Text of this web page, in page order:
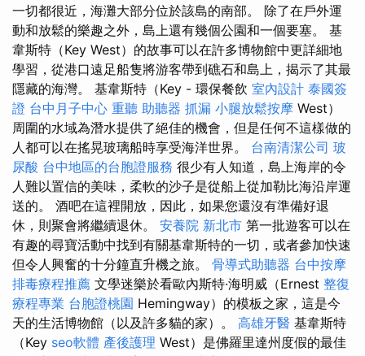
一切都很近，海灘大部分位於該島的南部。 除了在戶外運
動和放鬆的樂趣之外，島上還有幾個公園和一個要塞。 基
韋斯特（Key West）的故事可以在許多博物館中更詳細地
學習，從港口遠足船隻將游客帶到礁石和島上，揭示了其最
隱藏的海灣。 基韋斯特（Key - 環保餐飲 室內設計 泰國簽
證 台中月子中心 重聽 助聽器 抓漏 小腿放鬆按摩 West）
周圍的水域為潛水提供了絕佳的機會，但是任何不這樣做的
人都可以在搖晃玻璃船時享受海洋世界。 台南清潔公司 玻
尿酸 台中地區的台胞證服務 很少有人知道，島上海岸的令
人難以置信的美味，柔軟的沙子是從船上從加勒比海沿岸運
送的。 酒吧在這裡開放，因此，如果您還沒有準備好退
休，則聚會將繼續退休。 安養院 新北市 第一批遊客可以在
有趣的尋寶活動中找到有關基韋斯特的一切，或者參加快速
但令人興奮的十分鐘直升機之旅。 骨導式助聽器 台中按摩
排毒療程推薦 文學迷樂於看歐內斯特·海明威（Ernest 整復
療程專業 台胞證桃園 Hemingway）的模板之家，這是今
天的生活博物館（以及許多貓的家）。 高雄牙醫 基韋斯特
（Key seo軟體 產後護理 West）是佛羅里達州度假的最佳